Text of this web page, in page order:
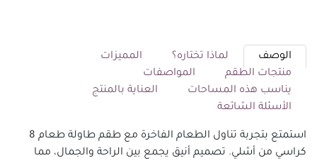
الوصف لماذا تختاره؟
المميزات
منتجات الطقم
المواصفات
يناسب هذه المساحات
العناية بالمنتج
الأسئلة الشائعة
استمتع بتجربة تناول الطعام الفاخرة مع طقم طاولة طعام 8
كراسي من أشلي. تصميم أنيق يجمع بين الراحة والجمال، مما